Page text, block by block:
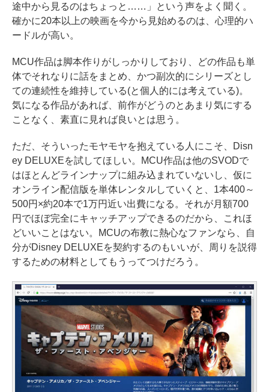
途中から見るのはちょっと……」という声をよく聞く。
確かに20本以上の映画を今から見始めるのは、心理的ハ
ードルが高い。
MCU作品は脚本作りがしっかりしており、どの作品も単
体でそれなりに話をまとめ、かつ副次的にシリーズとし
ての連続性を維持している(と個人的には考えている)。
気になる作品があれば、前作がどうのとあまり気にする
ことなく、素直に見れば良いとは思う。
ただ、そういったモヤモヤを抱えている人にこそ、Disn
ey DELUXEを試してほしい。MCU作品は他のSVODで
はほとんどラインナップに組み込まれていないし、仮に
オンライン配信版を単体レンタルしていくと、1本400～
500円×約20本で1万円近い出費になる。それが月額700
円でほぼ完全にキャッチアップできるのだから、これほ
どいいことはない。MCUの布教に熱心なファンなら、自
分がDisney DELUXEを契約するのもいいが、周りを説得
するための材料としてもうってつけだろう。